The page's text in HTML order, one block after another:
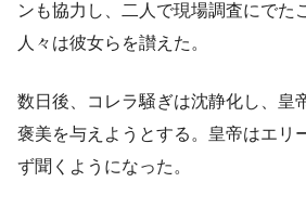
ンも協力し、二人で現場調査にでた
人々は彼女らを讃えた。
数日後、コレラ騒ぎは沈静化し、皇
褒美を与えようとする。皇帝はエリ
ず聞くようになった。